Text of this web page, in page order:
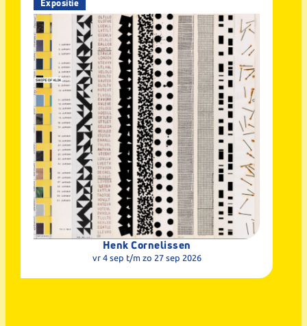
Expositie
Henk Cornelissen
vr 4 sep t/m zo 27 sep 2026